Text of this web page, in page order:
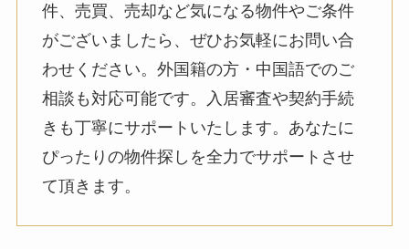
件、売買、売却など気になる物件やご条件
がございましたら、ぜひお気軽にお問い合
わせください。外国籍の方・中国語でのご
相談も対応可能です。入居審査や契約手続
きも丁寧にサポートいたします。あなたに
ぴったりの物件探しを全力でサポートさせ
て頂きます。